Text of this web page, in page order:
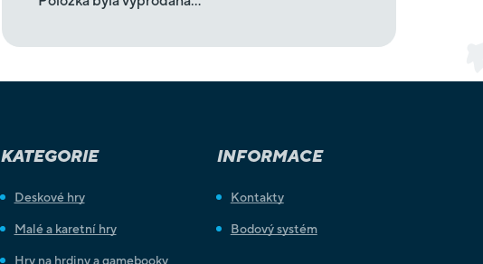
KATEGORIE
Deskové hry
Malé a karetní hry
Hry na hrdiny a gamebooky
INFORMACE
Kontakty
Bodový systém